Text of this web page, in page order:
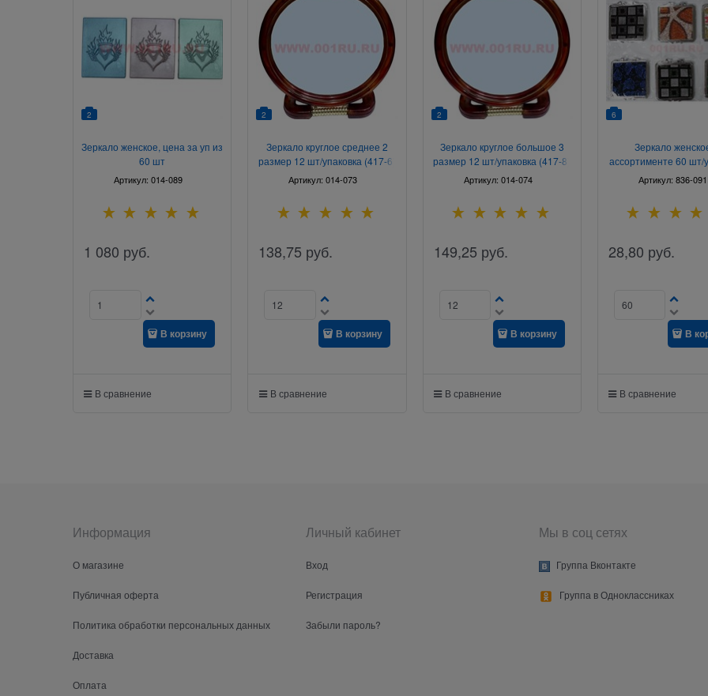
2
Зеркало женское, цена за уп из
60 шт
Артикул:014-089
1 080 руб.
В корзину
В сравнение
2
Зеркало круглое среднее 2
размер 12 шт/упаковка (417-6)
Артикул:014-073
138,75 руб.
В корзину
В сравнение
2
Зеркало круглое большое 3
размер 12 шт/упаковка (417-8)
Артикул: 014-074
149,25 руб.
В корзину
В сравнение
6
Зеркало
ассортименте 60 шт/
(038)
Артикул: 836-091
28,80 руб.
В
В сравнение
Информация
О магазине
Публичная оферта
Политика обработки персональных данных
Доставка
Оплата
Личный кабинет
Вход
Регистрация
Забыли пароль?
Мы в соц сетях
Группа Вконтакте
Группа в Одноклассниках